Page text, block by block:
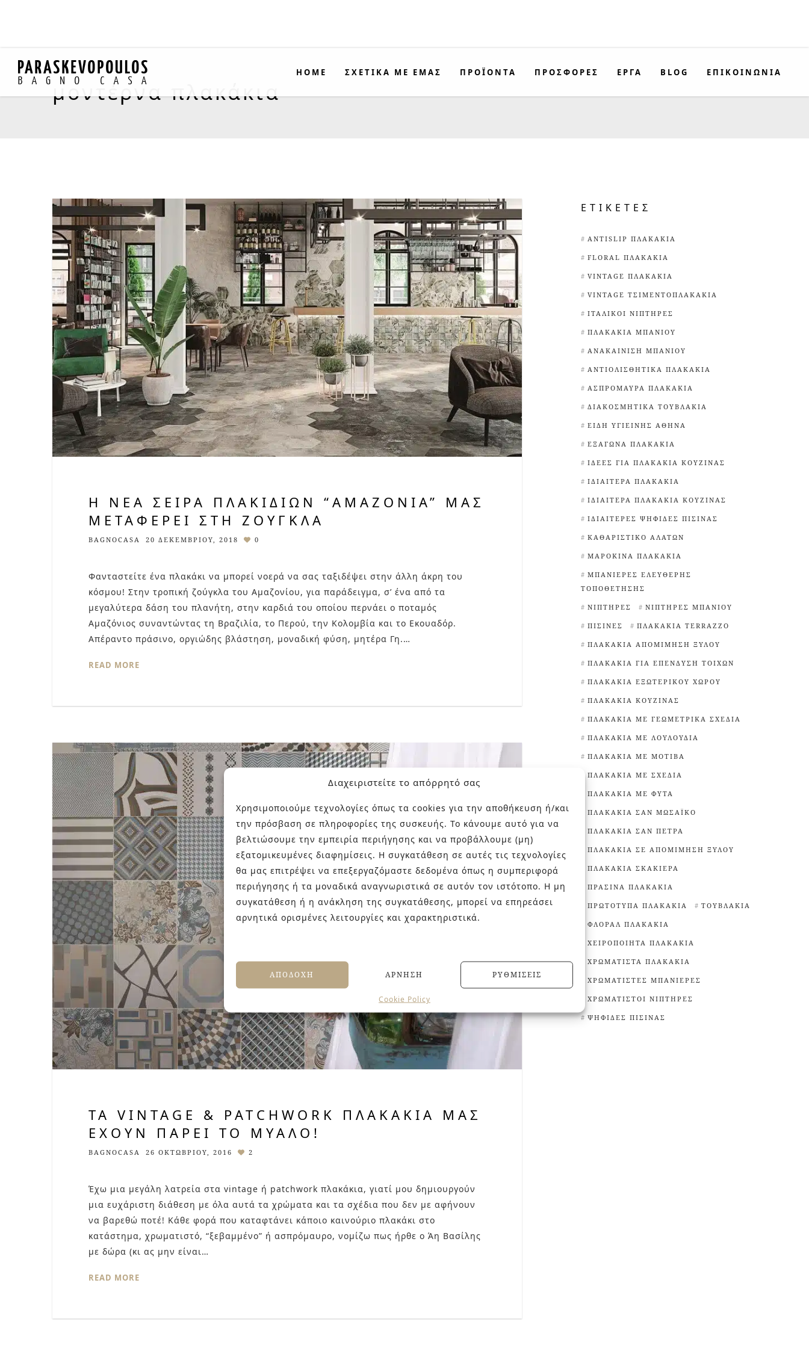
Διαχειριστείτε το απόρρητό σας
Χρησιμοποιούμε τεχνολογίες όπως τα cookies για την αποθήκευση ή/και
την πρόσβαση σε πληροφορίες της συσκευής. Το κάνουμε αυτό για να
βελτιώσουμε την εμπειρία περιήγησης και να προβάλλουμε (μη)
εξατομικευμένες διαφημίσεις. Η συγκατάθεση σε αυτές τις τεχνολογίες
θα μας επιτρέψει να επεξεργαζόμαστε δεδομένα όπως η συμπεριφορά
περιήγησης ή τα μοναδικά αναγνωριστικά σε αυτόν τον ιστότοπο. Η μη
συγκατάθεση ή η ανάκληση της συγκατάθεσης, μπορεί να επηρεάσει
αρνητικά ορισμένες λειτουργίες και χαρακτηριστικά.
ΑΠΟΔΟΧΉ ΆΡΝΗΣΗ ΡΥΘΜΊΣΕΙΣ
Cookie Policy
HOME ΣΧΕΤΙΚΑ ΜΕ ΕΜΑΣ ΠΡΟΪΟΝΤΑ ΠΡΟΣΦΟΡΈΣ ΕΡΓΑ BLOG ΕΠΙΚΟΙΝΩΝΊΑ
μοντέρνα πλακάκια
Η ΝΈΑ ΣΕΙΡΆ ΠΛΑΚΙΔΊΩΝ “AMAZONIA” ΜΑΣ
ΜΕΤΑΦΈΡΕΙ ΣΤΗ ΖΟΎΓΚΛΑ
BAGNOCASA 20 ΔΕΚΕΜΒΡΊΟΥ, 2018 0
Φανταστείτε ένα πλακάκι να μπορεί νοερά να σας ταξιδέψει στην άλλη άκρη του
κόσμου! Στην τροπική ζούγκλα του Αμαζονίου, για παράδειγμα, σ’ ένα από τα
μεγαλύτερα δάση του πλανήτη, στην καρδιά του οποίου περνάει ο ποταμός
Αμαζόνιος συναντώντας τη Βραζιλία, το Περού, την Κολομβία και το Εκουαδόρ.
Απέραντο πράσινο, οργιώδης βλάστηση, μοναδική φύση, μητέρα Γη.…
READ MORE
ΤΑ VINTAGE & PATCHWORK ΠΛΑΚΆΚΙΑ ΜΑΣ
ΈΧΟΥΝ ΠΆΡΕΙ ΤΟ ΜΥΑΛΌ!
BAGNOCASA 26 ΟΚΤΩΒΡΊΟΥ, 2016 2
Έχω μια μεγάλη λατρεία στα vintage ή patchwork πλακάκια, γιατί μου δημιουργούν
μια ευχάριστη διάθεση με όλα αυτά τα χρώματα και τα σχέδια που δεν με αφήνουν
να βαρεθώ ποτέ! Κάθε φορά που καταφτάνει κάποιο καινούριο πλακάκι στο
κατάστημα, χρωματιστό, “ξεβαμμένο” ή ασπρόμαυρο, νομίζω πως ήρθε ο Άη Βασίλης
με δώρα (κι ας μην είναι…
READ MORE
ΕΤΙΚΈΤΕΣ
ANTISLIP ΠΛΑΚΆΚΙΑ
FLORAL ΠΛΑΚΆΚΙΑ
VINTAGE ΠΛΑΚΆΚΙΑ
VINTAGE ΤΣΙΜΕΝΤΟΠΛΑΚΆΚΙΑ
ΙΤΑΛΙΚΟΊ ΝΙΠΤΉΡΕΣ
ΠΛΑΚΆΚΙΑ ΜΠΆΝΙΟΥ
ΑΝΑΚΑΊΝΙΣΗ ΜΠΆΝΙΟΥ
ΑΝΤΙΟΛΙΣΘΗΤΙΚΆ ΠΛΑΚΆΚΙΑ
ΑΣΠΡΌΜΑΥΡΑ ΠΛΑΚΆΚΙΑ
ΔΙΑΚΟΣΜΗΤΙΚΆ ΤΟΥΒΛΆΚΙΑ
ΕΊΔΗ ΥΓΙΕΙΝΉΣ ΑΘΉΝΑ
ΕΞΆΓΩΝΑ ΠΛΑΚΆΚΙΑ
ΙΔΈΕΣ ΓΙΑ ΠΛΑΚΆΚΙΑ ΚΟΥΖΊΝΑΣ
ΙΔΙΑΊΤΕΡΑ ΠΛΑΚΆΚΙΑ
ΙΔΙΑΊΤΕΡΑ ΠΛΑΚΆΚΙΑ ΚΟΥΖΊΝΑΣ
ΙΔΙΑΊΤΕΡΕΣ ΨΗΦΊΔΕΣ ΠΙΣΊΝΑΣ
ΚΑΘΑΡΙΣΤΙΚΌ ΑΛΆΤΩΝ
ΜΑΡΟΚΙΝΆ ΠΛΑΚΆΚΙΑ
ΜΠΑΝΙΈΡΕΣ ΕΛΕΎΘΕΡΗΣ
ΤΟΠΟΘΈΤΗΣΗΣ
ΝΙΠΤΉΡΕΣ ΝΙΠΤΉΡΕΣ ΜΠΆΝΙΟΥ
ΠΙΣΊΝΕΣ ΠΛΑΚΆΚΙΑ TERRAZZO
ΠΛΑΚΆΚΙΑ ΑΠΟΜΊΜΗΣΗ ΞΎΛΟΥ
ΠΛΑΚΆΚΙΑ ΓΙΑ ΕΠΈΝΔΥΣΗ ΤΟΊΧΩΝ
ΠΛΑΚΆΚΙΑ ΕΞΩΤΕΡΙΚΟΎ ΧΏΡΟΥ
ΠΛΑΚΆΚΙΑ ΚΟΥΖΊΝΑΣ
ΠΛΑΚΆΚΙΑ ΜΕ ΓΕΩΜΕΤΡΙΚΆ ΣΧΈΔΙΑ
ΠΛΑΚΆΚΙΑ ΜΕ ΛΟΥΛΟΎΔΙΑ
ΠΛΑΚΆΚΙΑ ΜΕ ΜΟΤΊΒΑ
ΠΛΑΚΆΚΙΑ ΜΕ ΣΧΈΔΙΑ
ΠΛΑΚΆΚΙΑ ΜΕ ΦΥΤΆ
ΠΛΑΚΆΚΙΑ ΣΑΝ ΜΩΣΑΪΚΌ
ΠΛΑΚΆΚΙΑ ΣΑΝ ΠΈΤΡΑ
ΠΛΑΚΆΚΙΑ ΣΕ ΑΠΟΜΊΜΗΣΗ ΞΎΛΟΥ
ΠΛΑΚΆΚΙΑ ΣΚΑΚΙΈΡΑ
ΠΡΆΣΙΝΑ ΠΛΑΚΆΚΙΑ
ΠΡΩΤΌΤΥΠΑ ΠΛΑΚΆΚΙΑ ΤΟΥΒΛΆΚΙΑ
ΦΛΟΡΆΛ ΠΛΑΚΆΚΙΑ
ΧΕΙΡΟΠΟΊΗΤΑ ΠΛΑΚΆΚΙΑ
ΧΡΩΜΑΤΙΣΤΆ ΠΛΑΚΆΚΙΑ
ΧΡΩΜΑΤΙΣΤΈΣ ΜΠΑΝΙΈΡΕΣ
ΧΡΩΜΑΤΙΣΤΟΊ ΝΙΠΤΉΡΕΣ
ΨΗΦΊΔΕΣ ΠΙΣΊΝΑΣ